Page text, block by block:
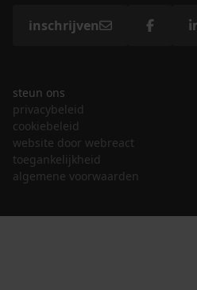
inschrijven
steun ons
privacybeleid
cookiebeleid
website door webreact
toegankelijkheid
algemene voorwaarden